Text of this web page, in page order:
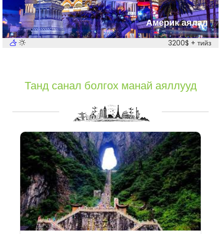
Америк аялал
3200$ + тийз
Танд санал болгох манай аяллууд